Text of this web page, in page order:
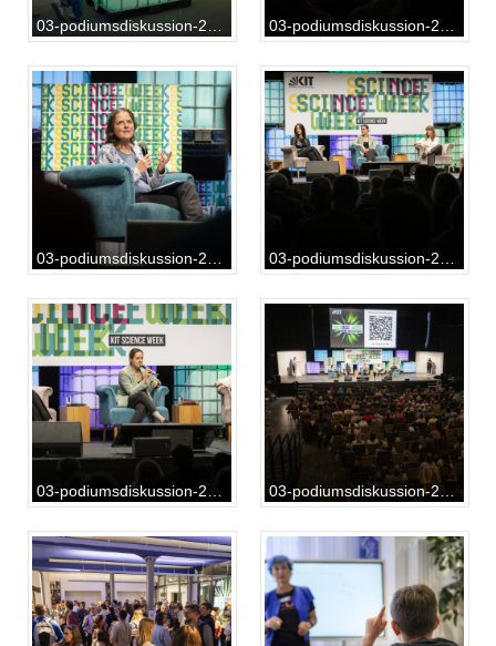
03-podiumsdiskussion-20231012-SG-01-002 03-podiumsdiskussion-20231012-SG-01-011
03-podiumsdiskussion-20231012-SG-01-030 03-podiumsdiskussion-20231012-SG-01-031
03-podiumsdiskussion-20231012-SG-01-035 03-podiumsdiskussion-20231012-SG-01-064